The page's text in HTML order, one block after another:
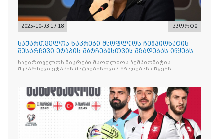
2025-10-03 17:18 სპორტი
საქართველოს ნაკრები მსოფლიოს ჩემპიონატის
შესარჩევი ეტაპის მატჩებისთვის მზადებას იწყებს
საქართველოს ნაკრები მსოფლიოს ჩემპიონატის
შესარჩევი ეტაპის მატჩებისთვის მზადებას იწყებს